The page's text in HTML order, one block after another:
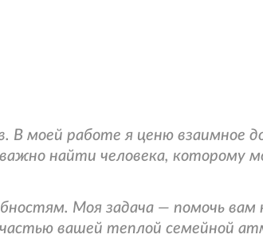
моей работе я ценю взаимное
найти человека, которому
Моя задача — помочь
вашей теплой семейной